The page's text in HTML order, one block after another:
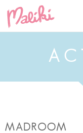
A C
MADROOM